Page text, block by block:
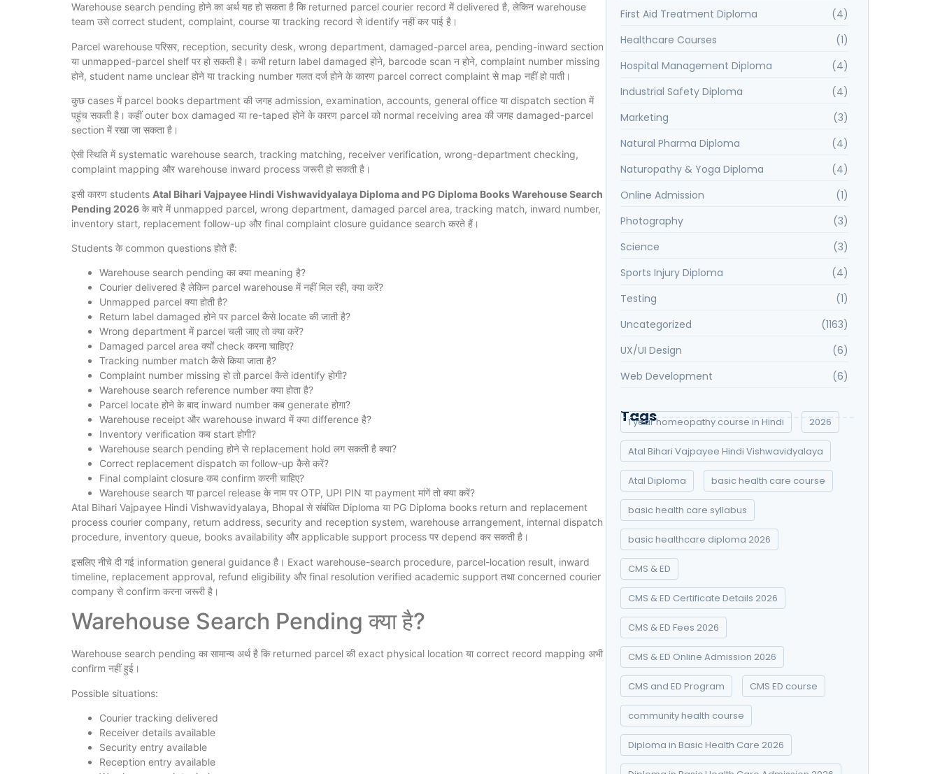
Warehouse search pending होने का अर्थ यह हो सकता है कि returned parcel courier record में delivered है, लेकिन warehouse
team उसे correct student, complaint, course या tracking record से identify नहीं कर पाई है।
Parcel warehouse परिसर, reception, security desk, wrong department, damaged-parcel area, pending-inward section
या unmapped-parcel shelf पर हो सकती है। कभी return label damaged होने, barcode scan न होने, complaint number missing
होने, student name unclear होने या tracking number गलत दर्ज होने के कारण parcel correct complaint से map नहीं हो पाती।
कुछ cases में parcel books department की जगह admission, examination, accounts, general office या dispatch section में
पहुंच सकती है। कहीं outer box damaged या re-taped होने के कारण parcel को normal receiving area की जगह damaged-parcel
section में रखा जा सकता है।
ऐसी स्थिति में systematic warehouse search, tracking matching, receiver verification, wrong-department checking,
complaint mapping और warehouse inward process जरूरी हो सकती है।
इसी कारण students Atal Bihari Vajpayee Hindi Vishwavidyalaya Diploma and PG Diploma Books Warehouse Search
Pending 2026 के बारे में unmapped parcel, wrong department, damaged parcel area, tracking match, inward number,
inventory start, replacement follow-up और final complaint closure guidance search करते हैं।
Students के common questions होते हैं:
Warehouse search pending का क्या meaning है?
Courier delivered है लेकिन parcel warehouse में नहीं मिल रही, क्या करें?
Unmapped parcel क्या होती है?
Return label damaged होने पर parcel कैसे locate की जाती है?
Wrong department में parcel चली जाए तो क्या करें?
Damaged parcel area क्यों check करना चाहिए?
Tracking number match कैसे किया जाता है?
Complaint number missing हो तो parcel कैसे identify होगी?
Warehouse search reference number क्या होता है?
Parcel locate होने के बाद inward number कब generate होगा?
Warehouse receipt और warehouse inward में क्या difference है?
Inventory verification कब start होगी?
Warehouse search pending होने से replacement hold लग सकती है क्या?
Correct replacement dispatch का follow-up कैसे करें?
Final complaint closure कब confirm करनी चाहिए?
Warehouse search या parcel release के नाम पर OTP, UPI PIN या payment मांगें तो क्या करें?
Atal Bihari Vajpayee Hindi Vishwavidyalaya, Bhopal से संबंधित Diploma या PG Diploma books return and replacement
process courier company, return address, security and reception system, warehouse arrangement, internal dispatch
procedure, inventory queue, books availability और applicable support process पर depend कर सकती है।
इसलिए नीचे दी गई information general guidance है। Exact warehouse-search procedure, parcel-location result, inward
timeline, replacement approval, refund eligibility और final resolution verified academic support तथा concerned courier
company से confirm करना जरूरी है।
Warehouse Search Pending क्या है?
Warehouse search pending का सामान्य अर्थ है कि returned parcel की exact physical location या correct record mapping अभी
confirm नहीं हुई।
Possible situations:
Courier tracking delivered
Receiver details available
Security entry available
Reception entry available
First Aid Treatment Diploma
(4)
Healthcare Courses
(1)
Hospital Management Diploma
(4)
Industrial Safety Diploma
(4)
Marketing
(3)
Natural Pharma Diploma
(4)
Naturopathy & Yoga Diploma
(4)
Online Admission
(1)
Photography
(3)
Science
(3)
Sports Injury Diploma
(4)
Testing
(1)
Uncategorized
(1163)
UX/UI Design
(6)
Web Development
(6)
Tags
1 year homeopathy course in Hindi 2026
Atal Bihari Vajpayee Hindi Vishwavidyalaya
Atal Diploma basic health care course
basic health care syllabus
basic healthcare diploma 2026
CMS & ED
CMS & ED Certificate Details 2026
CMS & ED Fees 2026
CMS & ED Online Admission 2026
CMS and ED Program CMS ED course
community health course
Diploma in Basic Health Care 2026